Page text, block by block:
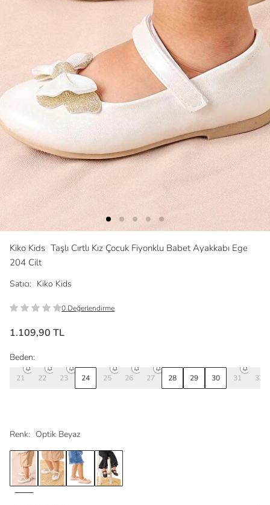
Kiko Kids Taşlı Cırtlı Kız Çocuk Fiyonklu Babet Ayakkabı Ege
204 Cilt
Satıcı: Kiko Kids
0 Değerlendirme
1.109,90 TL
Renk: Optik Beyaz
Beden:
21 22 23 24 25 26 27 28 29 30 31 32